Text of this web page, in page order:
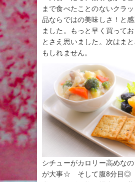
まで食べたことのないクラ
品ならではの美味しさ！と
ました。もっと早く買って
とさえ思いました。次はま
もしれません。
シチューがカロリー高めな
が大事☆ そして腹8分目◎